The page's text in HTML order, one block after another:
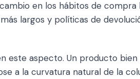
en los hábitos de compra
largos y políticas de
este aspecto. Un producto
a la curvatura natural de la